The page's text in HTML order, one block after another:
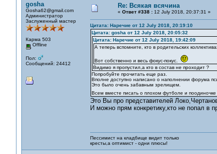
gosha
Gosha62@gmail.com
Администратор
Заслуженный мастер
Карма 503
Offline
Пол:
Сообщений: 24412
Re: Всякая всячина
« Ответ #338 :12 July 2018, 20:37:31 »
Цитата: Наречие от 12 July 2018, 20:19:10
Цитата: gosha от 12 July 2018, 20:05:32
Цитата: Наречие от 12 July 2018, 19:42:09
А теперь вспомните, кто в родительских
Вот собственно и весь фокус-покус.
Видимо я пропустил,а кто в состав не проходит ?
Попробуйте прочитать еще раз.
Вполне доступно написано о наполнении форума
Это было очень забавным зрелищем.
Всем вместе писать о плохом футболе и
Это Вы про представителей
И можно прям конкретику,кто не попал в
Пессимист на кладбище видит только
кресты,а оптимист - одни плюсы!